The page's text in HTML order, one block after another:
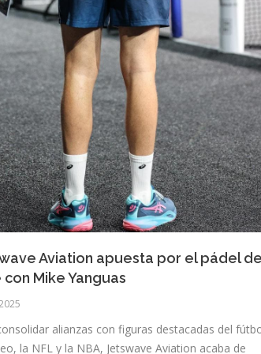
Aviation apuesta por el pádel
Mike Yanguas
alianzas con figuras destacadas del
la NFL y la NBA, Jetswave Aviation acaba de